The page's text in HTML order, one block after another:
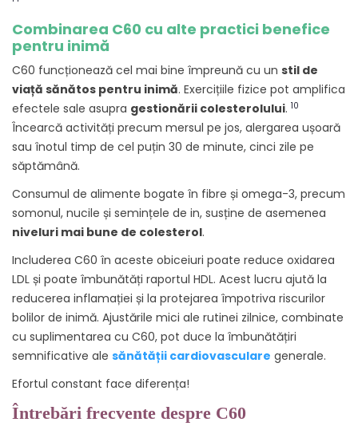
Combinarea C60 cu alte practici benefice
pentru inimă
C60 funcționează cel mai bine împreună cu un stil de
viață sănătos pentru inimă. Exercițiile fizice pot amplifica
efectele sale asupra gestionării colesterolului. 10
Încearcă activități precum mersul pe jos, alergarea ușoară
sau înotul timp de cel puțin 30 de minute, cinci zile pe
săptămână.
Consumul de alimente bogate în fibre și omega-3, precum
somonul, nucile și semințele de in, susține de asemenea
niveluri mai bune de colesterol.
Includerea C60 în aceste obiceiuri poate reduce oxidarea
LDL și poate îmbunătăți raportul HDL. Acest lucru ajută la
reducerea inflamației și la protejarea împotriva riscurilor
bolilor de inimă. Ajustările mici ale rutinei zilnice, combinate
cu suplimentarea cu C60, pot duce la îmbunătățiri
semnificative ale sănătății cardiovasculare generale.
Efortul constant face diferența!
Întrebări frecvente despre C60